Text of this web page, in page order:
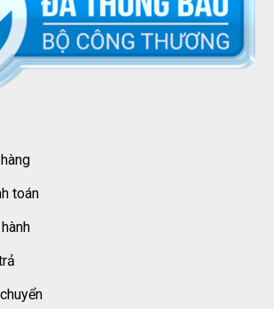
toán